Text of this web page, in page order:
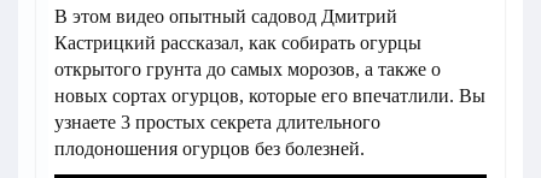
В этом видео опытный садовод Дмитрий
Кастрицкий рассказал, как собирать огурцы
открытого грунта до самых морозов, а также о
новых сортах огурцов, которые его впечатлили. Вы
узнаете 3 простых секрета длительного
плодоношения огурцов без болезней.